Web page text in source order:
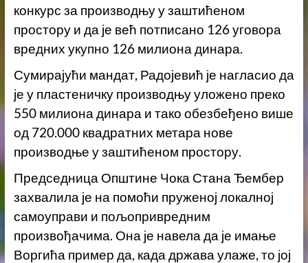
конкурс за производњу у заштићеном
простору и да је већ потписано 126 уговора
вредних укупно 126 милиона динара.
Сумирајући мандат, Радојевић је нагласио да
је у пластеничку производњу уложено преко
550 милиона динара и тако обезбеђено више
од 720.000 квадратних метара нове
производње у заштићеном простору.
Председница Општине Чока Стана Ђембер
захвалила је на помоћи пруженој локалној
самоуправи и пољопривредним
произвођачима. Она је навела да је имање
Воргића пример да, када држава улаже, то јој